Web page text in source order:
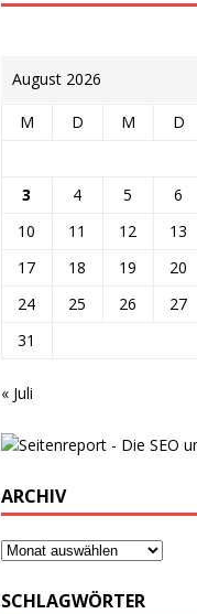
August 2026
M D M D
3
4 5 6
10
11 12 13
17
18 19 20
24
25 26 27
31
« Juli
ARCHIV
SCHLAGWÖRTER